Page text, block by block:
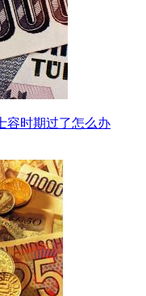
容时期过了怎么办